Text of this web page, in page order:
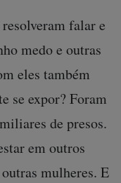
falar e
medo e outras
eles também
se expor? Foram
de presos.
em outros
mulheres. E